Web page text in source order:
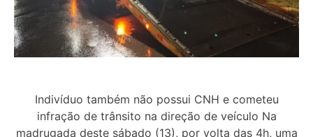
Indivíduo também não possui CNH e cometeu
infração de trânsito na direção de veículo Na
madrugada deste sábado (13), por volta das 4h, uma